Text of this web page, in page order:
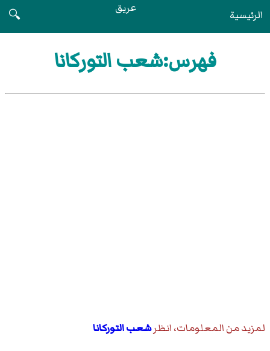
الرئيسية عريق
🔍
فهرس:شعب التوركانا
لمزيد من المعلومات، انظرشعب التوركانا